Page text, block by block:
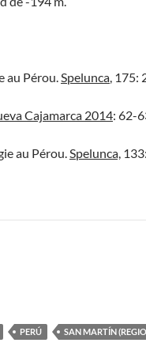
au Pérou.Spelunca, 175:
Cajamarca 2014: 62-
au Pérou.Spelunca,
PERÚ SAN MARTÍN